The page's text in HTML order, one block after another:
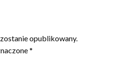
opublikowany.
*